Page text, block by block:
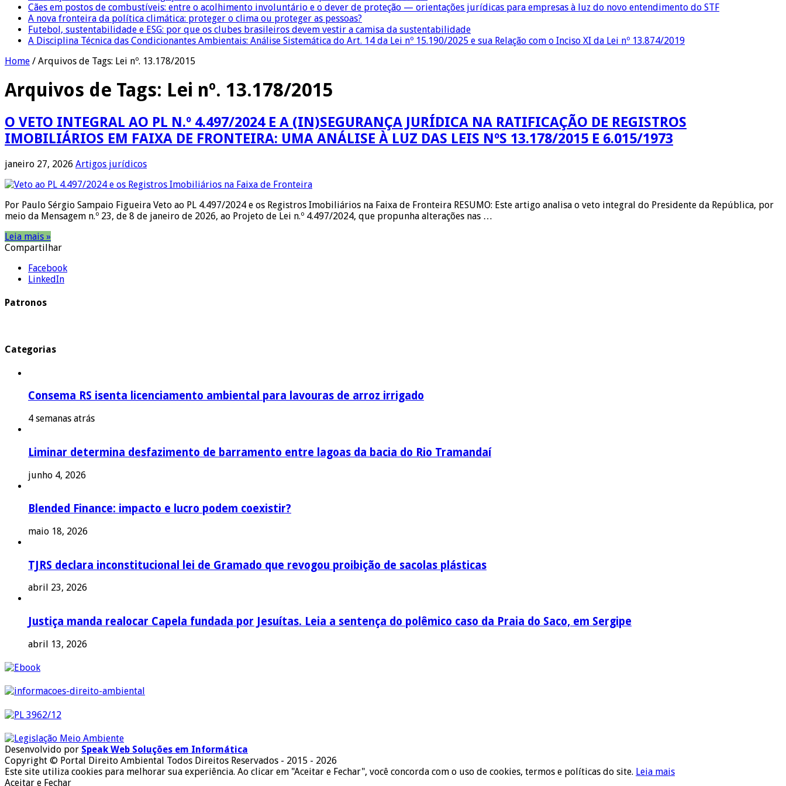
Cães em postos de combustíveis: entre o acolhimento involuntário e o dever de proteção — orientações jurídicas para empresas à luz do novo entendimento do STF
A nova fronteira da política climática: proteger o clima ou proteger as pessoas?
Futebol, sustentabilidade e ESG: por que os clubes brasileiros devem vestir a camisa da sustentabilidade
A Disciplina Técnica das Condicionantes Ambientais: Análise Sistemática do Art. 14 da Lei nº 15.190/2025 e sua Relação com o Inciso XI da Lei nº 13.874/2019
Home / Arquivos de Tags: Lei nº. 13.178/2015
Arquivos de Tags: Lei nº. 13.178/2015
O VETO INTEGRAL AO PL N.º 4.497/2024 E A (IN)SEGURANÇA JURÍDICA NA RATIFICAÇÃO DE REGISTROS
IMOBILIÁRIOS EM FAIXA DE FRONTEIRA: UMA ANÁLISE À LUZ DAS LEIS NºS 13.178/2015 E 6.015/1973
janeiro 27, 2026 Artigos jurídicos
Por Paulo Sérgio Sampaio Figueira Veto ao PL 4.497/2024 e os Registros Imobiliários na Faixa de Fronteira RESUMO: Este artigo analisa o veto integral do Presidente da República, por
meio da Mensagem n.º 23, de 8 de janeiro de 2026, ao Projeto de Lei n.º 4.497/2024, que propunha alterações nas …
Leia mais »
Compartilhar
Facebook
LinkedIn
Patronos
Categorias
Consema RS isenta licenciamento ambiental para lavouras de arroz irrigado
4 semanas atrás
Liminar determina desfazimento de barramento entre lagoas da bacia do Rio Tramandaí
junho 4, 2026
Blended Finance: impacto e lucro podem coexistir?
maio 18, 2026
TJRS declara inconstitucional lei de Gramado que revogou proibição de sacolas plásticas
abril 23, 2026
Justiça manda realocar Capela fundada por Jesuítas. Leia a sentença do polêmico caso da Praia do Saco, em Sergipe
abril 13, 2026
Desenvolvido por Speak Web Soluções em Informática
Copyright © Portal Direito Ambiental Todos Direitos Reservados - 2015 - 2026
Este site utiliza cookies para melhorar sua experiência. Ao clicar em "Aceitar e Fechar", você concorda com o uso de cookies, termos e políticas do site. Leia mais
Aceitar e Fechar